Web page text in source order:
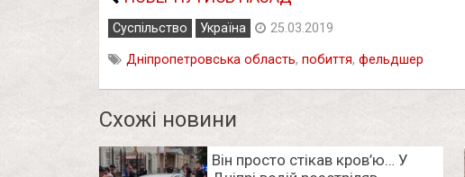
Суспільство Україна 25.03.2019
Дніпропетровська область, побиття, фельдшер
Схожі новини
Він просто стікав кров’ю… У